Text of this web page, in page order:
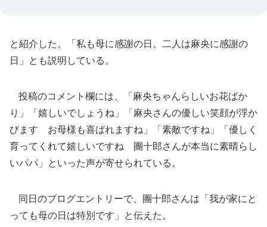
と紹介した。「私も母に感謝の日。二人は麻央に感謝の
日」とも説明している。
投稿のコメント欄には、「麻央ちゃんらしいお花ばか
り」「嬉しいでしょうね」「麻央さんの優しい笑顔が浮か
びます お母様も喜ばれますね」「素敵ですね」「優しく
育ってくれて嬉しいですね 團十郎さんが本当に素晴らし
いパパ」といった声が寄せられている。
同日のブログエントリーで、團十郎さんは「我が家にと
っても母の日は特別です」と伝えた。